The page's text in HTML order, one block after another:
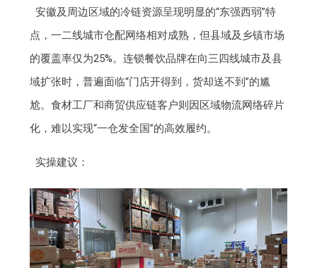
安徽及周边区域的冷链资源呈现明显的“东强西弱”特
点，一二线城市仓配网络相对成熟，但县域及乡镇市场
的覆盖率仅为25%。连锁餐饮品牌在向三四线城市及县
域扩张时，普遍面临“门店开得到，货却送不到”的尴
尬。食材工厂和商贸供应链客户则因区域物流网络碎片
化，难以实现“一仓发全国”的高效履约。
实操建议：